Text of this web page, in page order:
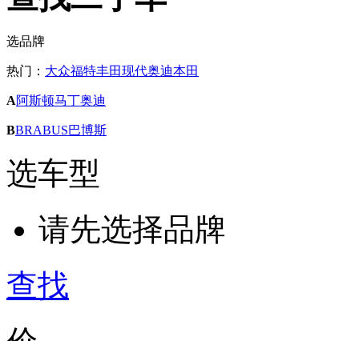
选品牌
热门： 大众福特丰田现代奥迪本田
A阿斯顿马丁奥迪
BBRABUS巴博斯
选车型
请先选择品牌
查找